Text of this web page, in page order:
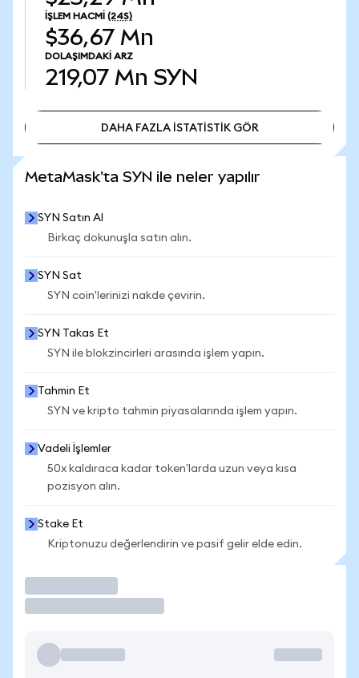
İŞLEM HACMI (24S)
$36,67 Mn
DOLAŞIMDAKI ARZ
219,07 Mn SYN
DAHA FAZLA İSTATİSTİK GÖR
MetaMask'ta SYN ile neler yapılır
SYN Satın Al
Birkaç dokunuşla satın alın.
SYN Sat
SYN coin'lerinizi nakde çevirin.
SYN Takas Et
SYN ile blokzincirleri arasında işlem yapın.
Tahmin Et
SYN ve kripto tahmin piyasalarında işlem yapın.
Vadeli İşlemler
50x kaldıraca kadar token'larda uzun veya kısa
pozisyon alın.
Stake Et
Kriptonuzu değerlendirin ve pasif gelir elde edin.